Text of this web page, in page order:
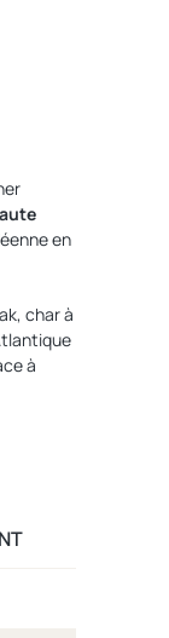
en
char à
à